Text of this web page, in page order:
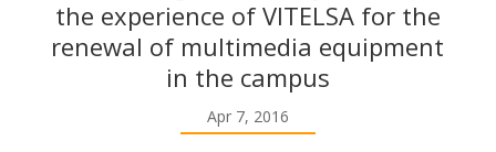
the experience of VITELSA for the
renewal of multimedia equipment
in the campus
Apr 7, 2016